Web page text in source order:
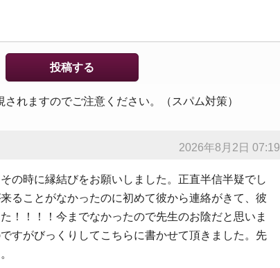
れますのでご注意ください。（スパム対策）
2026年8月2日 07:19
の時に縁結びをお願いしました。正直半信半疑でし
ることがなかったのに初めて彼から連絡がきて、彼
！！！！今までなかったので先生のお陰だと思いま
すがびっくりしてこちらに書かせて頂きました。先